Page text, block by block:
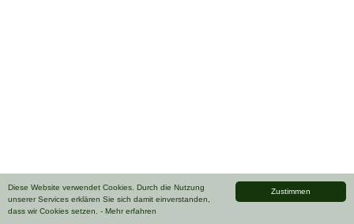
Zustimmen
Diese Website verwendet Cookies. Durch die Nutzung
unserer Services erklären Sie sich damit einverstanden,
dass wir Cookies setzen. - Mehr erfahren